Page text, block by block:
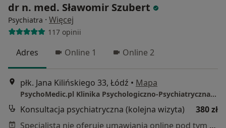
dr n. med. Sławomir Szubert
Psychiatra · Więcej
117 opinii
Adres Online 1 Online 2
płk. Jana Kilińskiego 33, Łódź • Mapa
PsychoMedic.pl Klinika Psychologiczno-Psychiatryczna Łódź (ul. Kilińskiego 33, Śródmieście)
Konsultacja psychiatryczna (kolejna wizyta)
380 zł
Specjalista nie oferuje umawiania online pod tym adresem.